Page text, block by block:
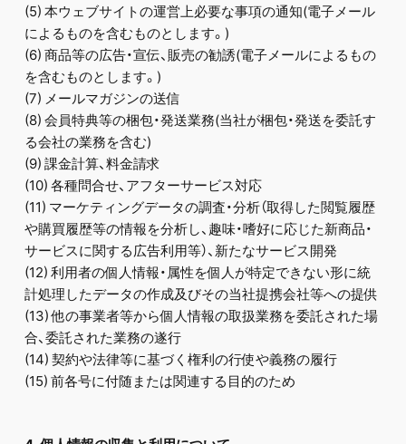
(5) 本ウェブサイトの運営上必要な事項の通知(電子メール
によるものを含むものとします。)
(6) 商品等の広告・宣伝、販売の勧誘(電子メールによるもの
を含むものとします。)
(7) メールマガジンの送信
(8) 会員特典等の梱包・発送業務(当社が梱包・発送を委託す
る会社の業務を含む)
(9) 課金計算、料金請求
(10) 各種問合せ、アフターサービス対応
(11) マーケティングデータの調査・分析（取得した閲覧履歴
や購買履歴等の情報を分析し、趣味・嗜好に応じた新商品・
サービスに関する広告利用等）、新たなサービス開発
(12) 利用者の個人情報・属性を個人が特定できない形に統
計処理したデータの作成及びその当社提携会社等への提供
(13) 他の事業者等から個人情報の取扱業務を委託された場
合、委託された業務の遂行
(14) 契約や法律等に基づく権利の行使や義務の履行
(15) 前各号に付随または関連する目的のため